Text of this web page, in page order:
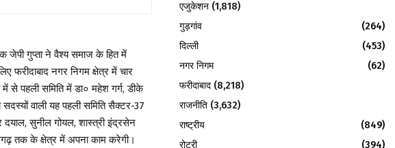
जेपी गुप्ता ने वैश्य समाज के हित में
फरीदाबाद नगर निगम क्षेत्र में चार
से पहली समिति में डा० महेश गर्ग, डीके
सदस्यों वाली यह पहली समिति सैक्टर-37
सुनील गोयल, शास्त्री इंद्रसेन
तक के क्षेत्र में अपना काम करेगी।
एजुकेशन (1,818)
गुड़गांव
(264)
दिल्ली
(453)
नगर निगम
(62)
फरीदाबाद (8,218)
राजनीति (3,632)
राष्ट्रीय
(849)
रोटरी
(394)